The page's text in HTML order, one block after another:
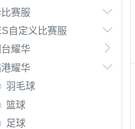
赛服
自定义比赛服
耀华
港耀华
羽毛球
篮球
足球